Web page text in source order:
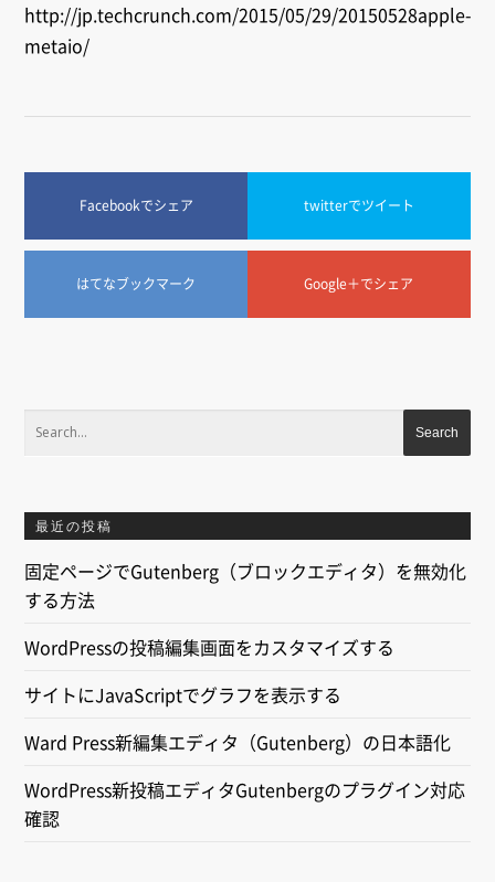
http://jp.techcrunch.com/2015/05/29/20150528apple-
metaio/
Facebookでシェア twitterでツイート
はてなブックマーク Google＋でシェア
最近の投稿
固定ページでGutenberg（ブロックエディタ）を無効化
する方法
WordPressの投稿編集画面をカスタマイズする
サイトにJavaScriptでグラフを表示する
Ward Press新編集エディタ（Gutenberg）の日本語化
WordPress新投稿エディタGutenbergのプラグイン対応
確認